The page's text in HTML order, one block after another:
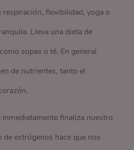
flexibilidad, yoga o
Lleva una dieta de
sopas o té. En general
de nutrientes, tanto el
inmediatamente finaliza nuestro
estrógenos hace que nos